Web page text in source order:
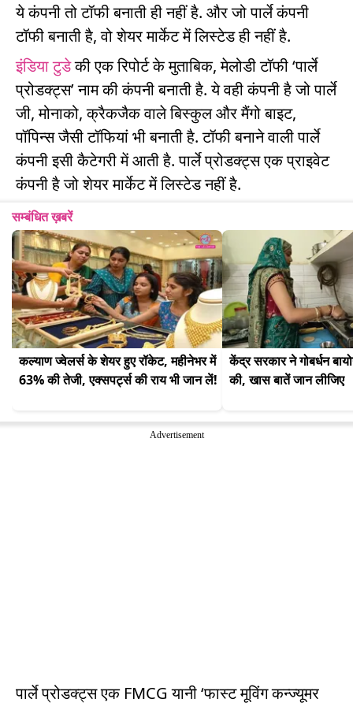
ये कंपनी तो टॉफी बनाती ही नहीं है. और जो पार्ले कंपनी
टॉफी बनाती है, वो शेयर मार्केट में लिस्टेड ही नहीं है.
इंडिया टुडेकी एक रिपोर्ट के मुताबिक, मेलोडी टॉफी ‘पार्ले
प्रोडक्ट्स’ नाम की कंपनी बनाती है. ये वही कंपनी है जो पार्ले
जी, मोनाको, क्रैकजैक वाले बिस्कुल और मैंगो बाइट,
पॉपिन्स जैसी टॉफियां भी बनाती है. टॉफी बनाने वाली पार्ले
कंपनी इसी कैटेगरी में आती है. पार्ले प्रोडक्ट्स एक प्राइवेट
कंपनी है जो शेयर मार्केट में लिस्टेड नहीं है.
सम्बंधित ख़बरें
कल्याण ज्वेलर्स के शेयर हुए रॉकेट, महीनेभर में
63% की तेजी, एक्सपर्ट्स की राय भी जान लें!
केंद्र सरकार ने गोबर्धन
की, खास बातें जान लीजिए
Advertisement
पार्ले प्रोडक्ट्स एक FMCG यानी ‘फास्ट मूविंग कन्ज्यूमर